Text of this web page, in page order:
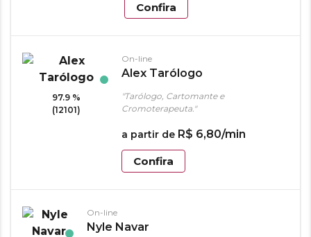
Confira
97.9 %
(12101)
On-line
Alex Tarólogo
"Tarólogo, Cartomante e
Cromoterapeuta."
a partir de R$ 6,80/min
Confira
On-line
Nyle Navar